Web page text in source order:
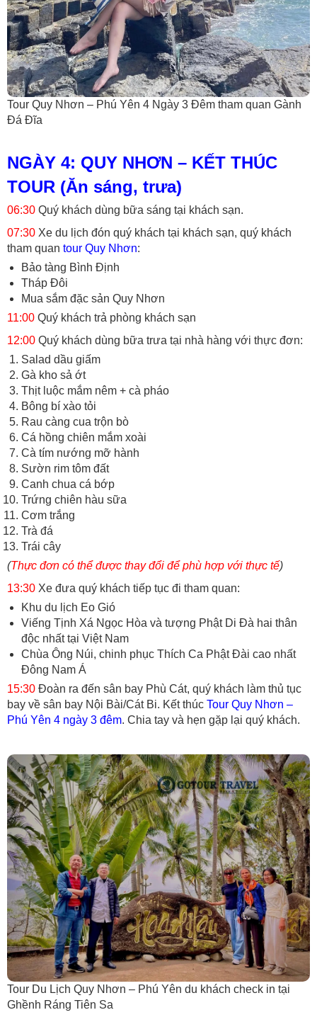
Tour Quy Nhơn – Phú Yên 4 Ngày 3 Đêm tham quan Gành
Đá Đĩa
NGÀY 4: QUY NHƠN – KẾT THÚC
TOUR (Ăn sáng, trưa)
06:30 Quý khách dùng bữa sáng tại khách sạn.
07:30 Xe du lịch đón quý khách tại khách sạn, quý khách
tham quan tour Quy Nhơn:
Bảo tàng Bình Định
Tháp Đôi
Mua sắm đặc sản Quy Nhơn
11:00 Quý khách trả phòng khách sạn
12:00 Quý khách dùng bữa trưa tại nhà hàng với thực đơn:
Salad dầu giấm
Gà kho sả ớt
Thịt luộc mắm nêm + cà pháo
Bông bí xào tỏi
Rau càng cua trộn bò
Cá hồng chiên mắm xoài
Cà tím nướng mỡ hành
Sườn rim tôm đất
Canh chua cá bớp
Trứng chiên hàu sữa
Cơm trắng
Trà đá
Trái cây
(Thực đơn có thể được thay đổi để phù hợp với thực tế)
13:30 Xe đưa quý khách tiếp tục đi tham quan:
Khu du lịch Eo Gió
Viếng Tịnh Xá Ngọc Hòa và tượng Phật Di Đà hai thân
độc nhất tại Việt Nam
Chùa Ông Núi, chinh phục Thích Ca Phật Đài cao nhất
Đông Nam Á
15:30 Đoàn ra đến sân bay Phù Cát, quý khách làm thủ tục
bay về sân bay Nội Bài/Cát Bi. Kết thúc Tour Quy Nhơn –
Phú Yên 4 ngày 3 đêm. Chia tay và hẹn gặp lại quý khách.
Tour Du Lịch Quy Nhơn – Phú Yên du khách check in tại
Ghềnh Ráng Tiên Sa